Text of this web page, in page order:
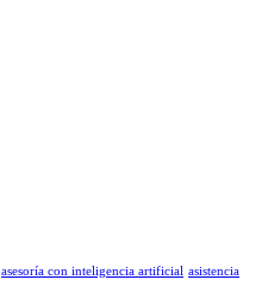
asesoría con inteligencia artificial asistencia